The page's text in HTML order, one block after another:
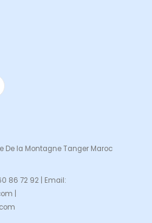
De la Montagne Tanger Maroc
86 72 92 | Email:
|